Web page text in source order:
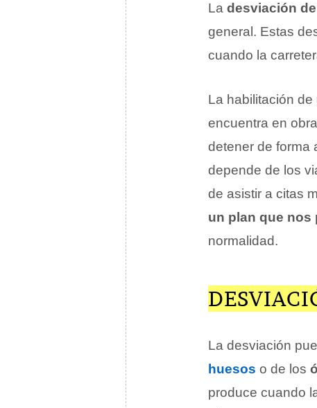
La desviación
general. Estas
cuando la
La habilitación
encuentra en
detener de forma
depende de los
de asistir a citas
un plan que nos
normalidad.
La desviación
huesos o de los
produce cuando